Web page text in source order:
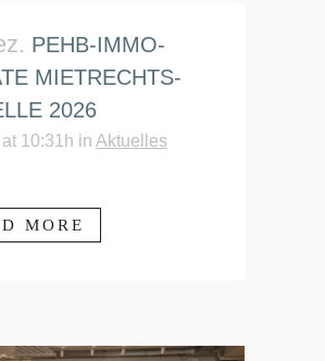
PEHB-IMMO-
MIETRECHTS-
2026
10:31h in Aktuelles
MORE